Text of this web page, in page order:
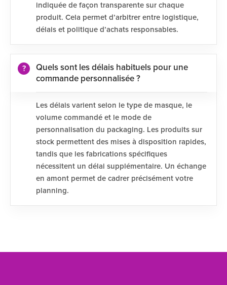
indiquée de façon transparente sur chaque
produit. Cela permet d’arbitrer entre logistique,
délais et politique d’achats responsables.
Quels sont les délais habituels pour une
commande personnalisée ?
Les délais varient selon le type de masque, le
volume commandé et le mode de
personnalisation du packaging. Les produits sur
stock permettent des mises à disposition rapides,
tandis que les fabrications spécifiques
nécessitent un délai supplémentaire. Un échange
en amont permet de cadrer précisément votre
planning.